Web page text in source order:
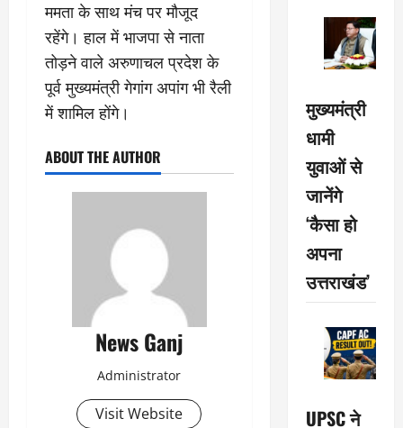
ममता के साथ मंच पर मौजूद
रहेंगे। हाल में भाजपा से नाता
तोड़ने वाले अरुणाचल प्रदेश के
पूर्व मुख्यमंत्री गेगांग अपांग भी रैली
में शामिल होंगे।
ABOUT THE AUTHOR
News Ganj
Administrator
Visit Website
मुख्यमंत्री
धामी
युवाओं से
जानेंगे
‘कैसा हो
अपना
उत्तराखंड’
UPSC ने